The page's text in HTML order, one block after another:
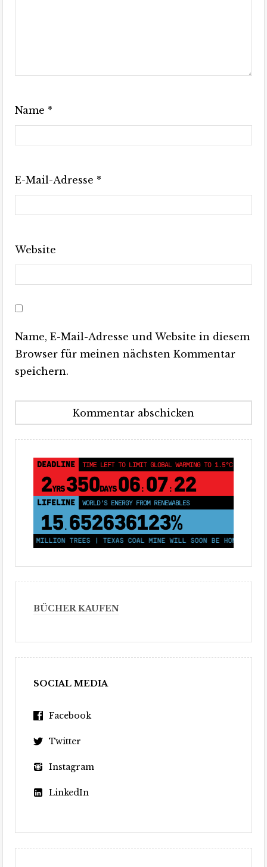
Name *
E-Mail-Adresse *
Website
Name, E-Mail-Adresse und Website in diesem
Browser für meinen nächsten Kommentar
speichern.
DEADLINE TIME LEFT TO LIMIT GLOBAL WARMING TO 1.5°C
2YRS350DAYS 06: 07: 21
LIFELINE WORLD'S ENERGY FROM RENEWABLES
15. 652636128%
250 MILLION TREES | TEXAS COAL MINE WILL SOON BE HOME TO A
BÜCHER KAUFEN
SOCIAL MEDIA
Facebook
Twitter
Instagram
LinkedIn